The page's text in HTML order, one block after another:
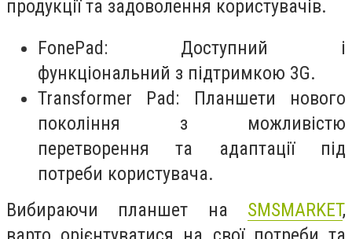
продукції та задоволення користувачів.
FonePad: Доступний і
функціональний з підтримкою 3G.
Transformer Pad: Планшети нового
покоління з можливістю
перетворення та адаптації під
потреби користувача.
Вибираючи планшет на SMSMARKET,